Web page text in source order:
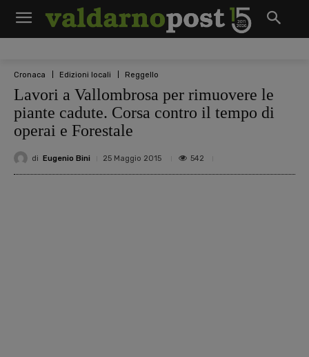
Cronaca Edizioni locali Reggello
Lavori a Vallombrosa per rimuovere le
piante cadute. Corsa contro il tempo di
operai e Forestale
di Eugenio Bini 25 Maggio 2015 542